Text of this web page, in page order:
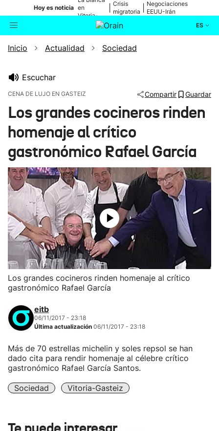
Hoy es noticia en
Vitoria-
Gasteiz
Crisis
migratoria
Negociaciones
EEUU-Irán
ES
Buscador Actualidad
Ikusmiran
Eguraldia
Inicio Actualidad Sociedad
Escuchar
CENA DE LUJO EN GASTEIZ Compartir Guardar
Los grandes cocineros rinden
homenaje al crítico
gastronómico Rafael García
Los grandes cocineros rinden homenaje al crítico
gastronómico Rafael García
eitb
06/11/2017 - 23:18
Última actualización 06/11/2017 - 23:18
Más de 70 estrellas michelin y soles repsol se han
dado cita para rendir homenaje al célebre crítico
gastronómico Rafael García Santos.
Sociedad Vitoria-Gasteiz